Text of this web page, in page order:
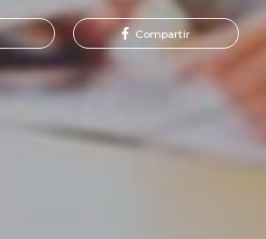
Compartir